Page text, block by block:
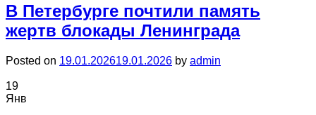
В Петербурге почтили память
жертв блокады Ленинграда
Posted on 19.01.202619.01.2026 by admin
19
Янв